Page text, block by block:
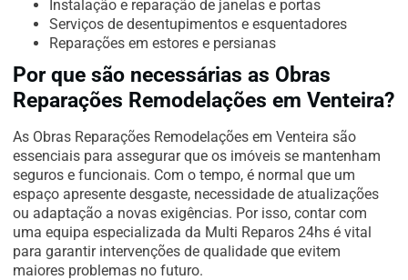
Instalação e reparação de janelas e portas
Serviços de desentupimentos e esquentadores
Reparações em estores e persianas
Por que são necessárias as Obras
Reparações Remodelações em Venteira?
As Obras Reparações Remodelações em Venteira são
essenciais para assegurar que os imóveis se mantenham
seguros e funcionais. Com o tempo, é normal que um
espaço apresente desgaste, necessidade de atualizações
ou adaptação a novas exigências. Por isso, contar com
uma equipa especializada da Multi Reparos 24hs é vital
para garantir intervenções de qualidade que evitem
maiores problemas no futuro.